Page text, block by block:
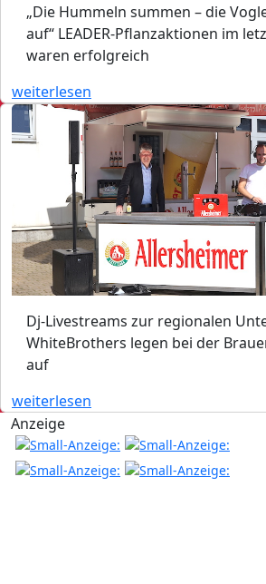
„Die Hummeln summen – die
auf“ LEADER-Pflanzaktionen im
waren erfolgreich
weiterlesen
Dj-Livestreams zur regionalen
WhiteBrothers legen bei der
auf
weiterlesen
Anzeige